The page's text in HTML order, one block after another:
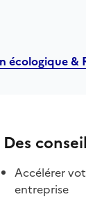
&
Des
Accélérer
entreprise